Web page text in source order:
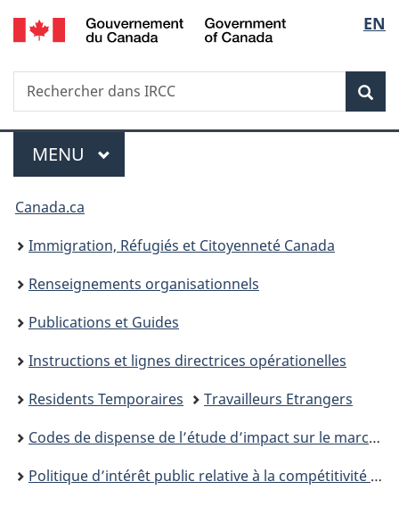
Passer
au
Passer
à
du
Passer
à
simplifiée
de
la
EN
Recherche
Rechercher
dans
Menu
MENU PRINCIPAL
Vous
êtes
ici :
Canada.ca
Immigration, Réfugiés et Citoyenneté Canada
Renseignements organisationnels
Publications et Guides
Instructions et lignes directrices opérationelles
Residents Temporaires
Travailleurs Etrangers
Codes de dispense de l’étude d’impact sur le marché du travail (EIMT) – Programme de mobilité internationale (PMI)
Politique d’intérêt public relative à la compétitivité et à l’économie